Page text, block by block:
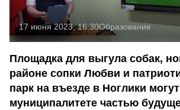
17 июня 2023, 16:30Образование
Площадка для выгула собак,
районе сопки Любви и
парк на въезде в Ноглики
муниципалитете частью